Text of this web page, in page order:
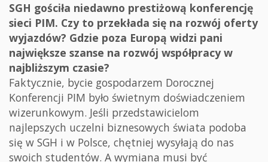
SGH gościła niedawno prestiżową konferencję
sieci PIM. Czy to przekłada się na rozwój oferty
wyjazdów? Gdzie poza Europą widzi pani
największe szanse na rozwój współpracy w
najbliższym czasie?
Faktycznie, bycie gospodarzem Dorocznej
Konferencji PIM było świetnym doświadczeniem
wizerunkowym. Jeśli przedstawicielom
najlepszych uczelni biznesowych świata podoba
się w SGH i w Polsce, chętniej wysyłają do nas
swoich studentów. A wymiana musi być